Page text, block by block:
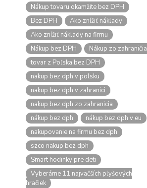
Nákup tovaru okamžite bez DPH
Bez DPH
Ako znížiť náklady
Ako znížiť náklady na firmu
Nákup bez DPH
Nákup zo zahraničia
tovar z Poľska bez DPH
nakup bez dph v polsku
nakup bez dph v zahranici
nakup bez dph zo zahranicia
nákup bez dph
nákup bez dph v eu
nakupovanie na firmu bez dph
szco nakup bez dph
Smart hodinky pre deti
Vyberáme 11 najväčších plyšových
hračiek